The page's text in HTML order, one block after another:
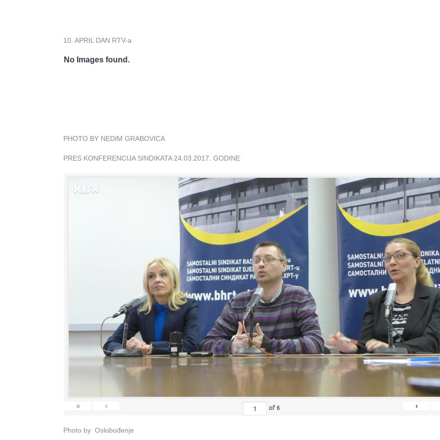
10. APRIL DAN RTV-a
No Images found.
PHOTO BY NEDIM GRABOVICA
PRES KONFERENCIJA SINDIKATA 24.03.2017. GODINE
« ‹ of 6 ›
Photo by Oslobođenje